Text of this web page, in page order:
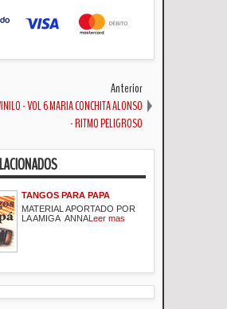
- VOL 6
Anterior
MARIA CONCHITA ALONSO
- RITMO PELIGROSO
TANGOS PARA PAPA
MATERIAL APORTADO POR
LA AMIGA ANNALeer mas